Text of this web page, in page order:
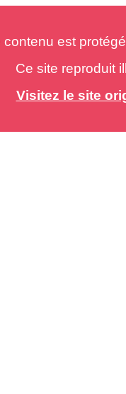
est
Ce site reproduit
Visitez le site